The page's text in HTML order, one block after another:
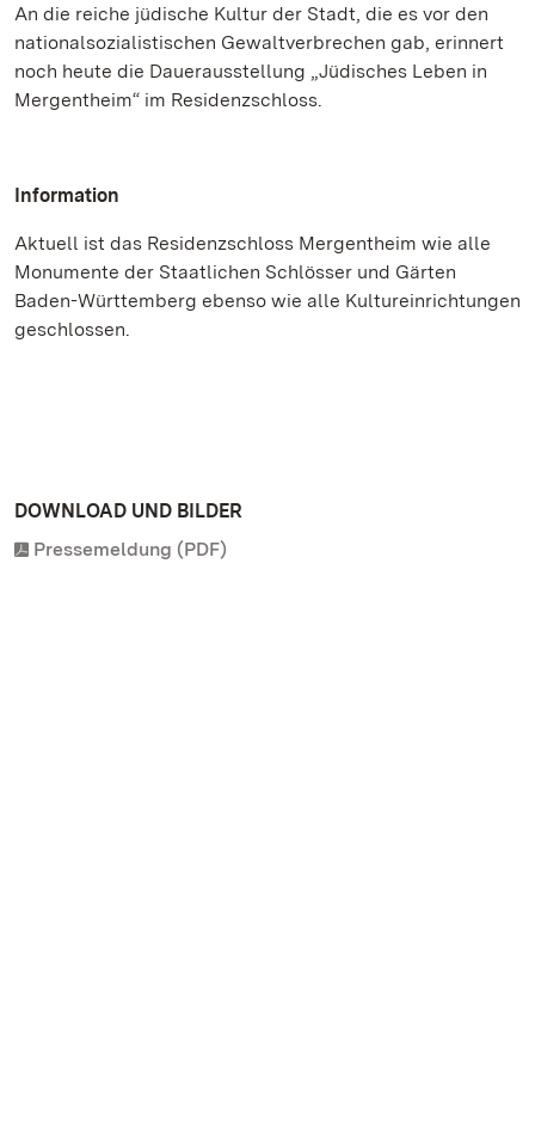
An die reiche jüdische Kultur der Stadt, die es vor den
nationalsozialistischen Gewaltverbrechen gab, erinnert
noch heute die Dauerausstellung „Jüdisches Leben in
Mergentheim“ im Residenzschloss.
Information
Aktuell ist das Residenzschloss Mergentheim wie alle
Monumente der Staatlichen Schlösser und Gärten
Baden-Württemberg ebenso wie alle Kultureinrichtungen
geschlossen.
DOWNLOAD UND BILDER
Pressemeldung (PDF)